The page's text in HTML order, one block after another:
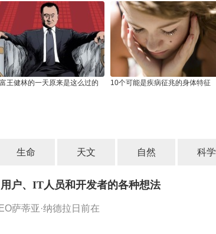
王健林的一天原来是这么过的 10个可能是疾病征兆的身体特征
生命 天文 自然 科学
户、IT人员和开发者的各种想法
萨蒂亚·纳德拉日前在